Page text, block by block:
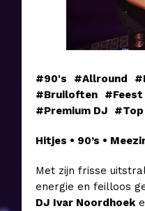
#90's #Allround
#Bruiloften
#Feest
#Premium DJ
Hitjes • 90’s •
Met zijn frisse
energie en feilloos
DJ Ivar Noordhoek